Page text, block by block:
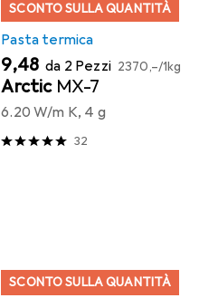
SCONTO SULLA QUANTITÀ
Pasta termica
EUR
9,48 da 2 Pezzi EUR
2370,–/1kg
Arctic MX-7
6.20 W/m K, 4 g
32
SCONTO SULLA QUANTITÀ